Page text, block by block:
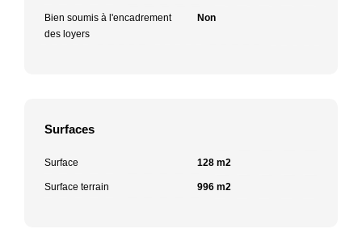
Bien soumis à l'encadrement
des loyers
Non
Surfaces
Surface 128 m2
Surface terrain 996 m2